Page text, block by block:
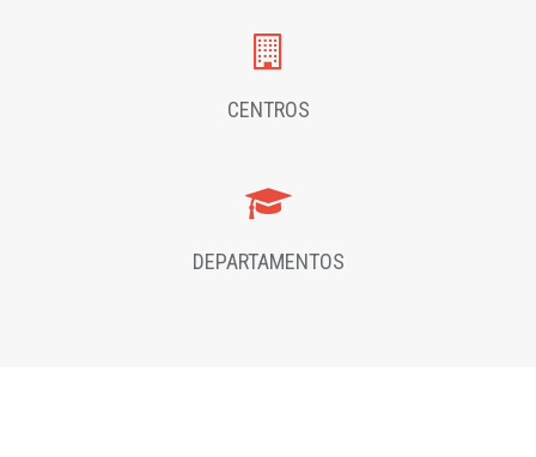
CENTROS
DEPARTAMENTOS